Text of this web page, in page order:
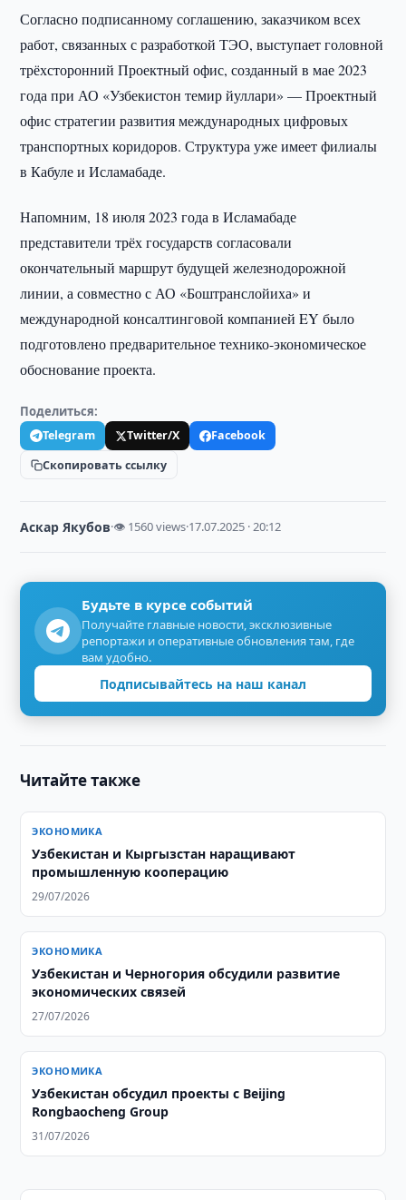
Согласно подписанному соглашению, заказчиком всех
работ, связанных с разработкой ТЭО, выступает головной
трёхсторонний Проектный офис, созданный в мае 2023
года при АО «Узбекистон темир йуллари» — Проектный
офис стратегии развития международных цифровых
транспортных коридоров. Структура уже имеет филиалы
в Кабуле и Исламабаде.
Напомним, 18 июля 2023 года в Исламабаде
представители трёх государств согласовали
окончательный маршрут будущей железнодорожной
линии, а совместно с АО «Боштранслойиха» и
международной консалтинговой компанией EY было
подготовлено предварительное технико-экономическое
обоснование проекта.
Поделиться:
Telegram Twitter/X
Facebook
Скопировать ссылку
Аскар Якубов·👁 1560 views·17.07.2025 · 20:12
Будьте в курсе событий
Получайте главные новости, эксклюзивные
репортажи и оперативные обновления там, где
вам удобно.
Подписывайтесь на наш канал
Читайте также
ЭКОНОМИКА
Узбекистан и Кыргызстан наращивают
промышленную кооперацию
29/07/2026
ЭКОНОМИКА
Узбекистан и Черногория обсудили развитие
экономических связей
27/07/2026
ЭКОНОМИКА
Узбекистан обсудил проекты с Beijing
Rongbaocheng Group
31/07/2026